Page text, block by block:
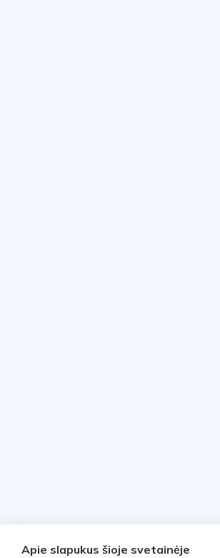
Apie slapukus šioje svetainėje